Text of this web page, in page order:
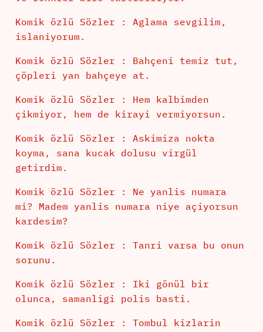
Komik özlü Sözler : Aglama sevgilim,
islaniyorum.
Komik özlü Sözler : Bahçeni temiz tut,
çöpleri yan bahçeye at.
Komik özlü Sözler : Hem kalbimden
çikmiyor, hem de kirayi vermiyorsun.
Komik özlü Sözler : Askimiza nokta
koyma, sana kucak dolusu virgül
getirdim.
Komik özlü Sözler : Ne yanlis numara
mi? Madem yanlis numara niye açiyorsun
kardesim?
Komik özlü Sözler : Tanri varsa bu onun
sorunu.
Komik özlü Sözler : Iki gönül bir
olunca, samanligi polis basti.
Komik özlü Sözler : Tombul kizlarin